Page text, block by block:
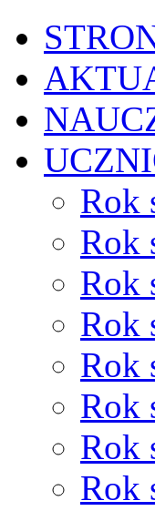
Rok
Rok
Rok
Rok
Rok
Rok
Rok
Rok